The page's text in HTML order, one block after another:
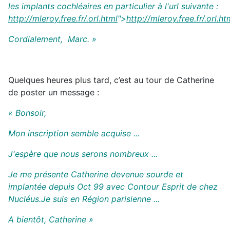
les implants cochléaires en particulier à l'url suivante :
http://mleroy.free.fr/.orl.html">http://mleroy.free.fr/
Cordialement, Marc. »
Quelques heures plus tard, c’est au tour de Catherine
de poster un message :
« Bonsoir,
Mon inscription semble acquise ...
J'espère que nous serons nombreux ...
Je me présente Catherine devenue sourde et
implantée depuis Oct 99 avec Contour Esprit de chez
Nucléus.Je suis en Région parisienne ...
A bientôt, Catherine »